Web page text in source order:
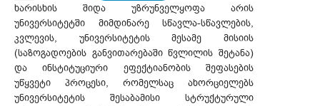
ხარისხის შიდა უზრუნველყოფა არის
უნივერსიტეტში მიმდინარე სწავლა-სწავლების,
კვლევის, უნივერსიტეტის მესამე მისიის
(საზოგადოების განვითარებაში წვლილის შეტანა)
და ინსტიტუციური ეფექტიანობის შეფასების
უწყვეტი პროცესი, რომელსაც ახორციელებს
უნივერსიტეტის შესაბამისი სტრუქტურული